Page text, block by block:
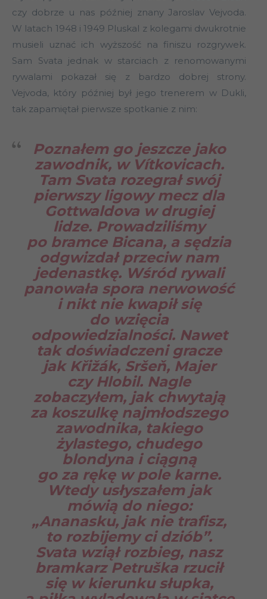
czy dobrze u nas później znany Jaroslav Vejvoda.
W latach 1948 i 1949 Pluskal z kolegami dwukrotnie
musieli uznać ich wyższość na finiszu rozgrywek.
Sam Svata jednak w starciach z renomowanymi
rywalami pokazał się z bardzo dobrej strony.
Vejvoda, który później był jego trenerem w Dukli,
tak zapamiętał pierwsze spotkanie z nim:
Poznałem go jeszcze jako
zawodnik, w Vítkovicach.
Tam Svata rozegrał swój
pierwszy ligowy mecz dla
Gottwaldova w drugiej
lidze. Prowadziliśmy
po bramce Bicana, a sędzia
odgwizdał przeciw nam
jedenastkę. Wśród rywali
panowała spora nerwowość
i nikt nie kwapił się
do wzięcia
odpowiedzialności. Nawet
tak doświadczeni gracze
jak Křižák, Sršeň, Majer
czy Hlobil. Nagle
zobaczyłem, jak chwytają
za koszulkę najmłodszego
zawodnika, takiego
żylastego, chudego
blondyna i ciągną
go za rękę w pole karne.
Wtedy usłyszałem jak
mówią do niego:
„Ananasku, jak nie trafisz,
to rozbijemy ci dziób”.
Svata wziął rozbieg, nasz
bramkarz Petruška rzucił
się w kierunku słupka,